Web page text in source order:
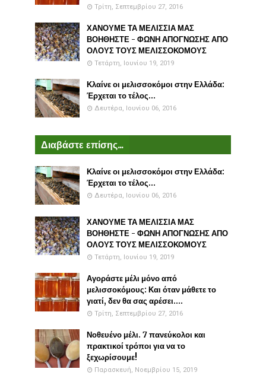
Τρίτη, Σεπτεμβρίου 27, 2016
ΧΑΝΟΥΜΕ ΤΑ ΜΕΛΙΣΣΙΑ ΜΑΣ
ΒΟΗΘΗΣΤΕ - ΦΩΝΗ ΑΠΟΓΝΩΣΗΣ ΑΠΟ
ΟΛΟΥΣ ΤΟΥΣ ΜΕΛΙΣΣΟΚΟΜΟΥΣ
Τετάρτη, Ιουνίου 19, 2019
Κλαίνε οι μελισσοκόμοι στην Ελλάδα:
Έρχεται το τέλος...
Δευτέρα, Ιουνίου 06, 2016
Διαβάστε επίσης...
Κλαίνε οι μελισσοκόμοι στην Ελλάδα:
Έρχεται το τέλος...
Δευτέρα, Ιουνίου 06, 2016
ΧΑΝΟΥΜΕ ΤΑ ΜΕΛΙΣΣΙΑ ΜΑΣ
ΒΟΗΘΗΣΤΕ - ΦΩΝΗ ΑΠΟΓΝΩΣΗΣ ΑΠΟ
ΟΛΟΥΣ ΤΟΥΣ ΜΕΛΙΣΣΟΚΟΜΟΥΣ
Τετάρτη, Ιουνίου 19, 2019
Αγοράστε μέλι μόνο από
μελισσοκόμους: Και όταν μάθετε το
γιατί, δεν θα σας αρέσει....
Τρίτη, Σεπτεμβρίου 27, 2016
Νοθευένο μέλι. 7 πανεύκολοι και
πρακτικοί τρόποι για να το
ξεχωρίσουμε!
Παρασκευή, Νοεμβρίου 15, 2019